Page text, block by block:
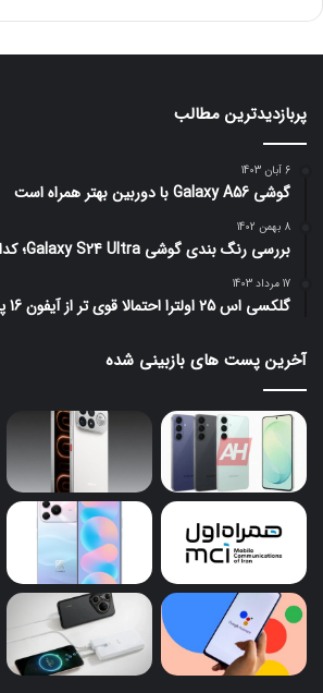
پربازدیدترین مطالب
6 آبان 1403
گوشی Galaxy A56 با دوربین بهتر همراه است
8 بهمن 1402
بررسی رنگ بندی گوشی Galaxy S24 Ultra؛ کدام رنگ را بخریم
17 مرداد 1403
گلکسی اس 25 اولترا احتمالا قوی تر از آیفون 16 پرو است
آخرین پست های بازبینی شده